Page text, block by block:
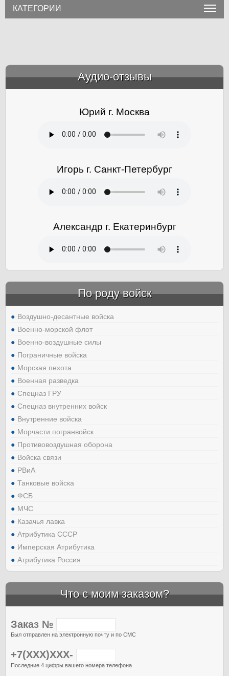
КАТЕГОРИИ
Аудио-отзывы
Юрий г. Москва
Игорь г. Санкт-Петербург
Александр г. Екатеринбург
По роду войск
Воздушно-десантные войска
Военно-морской флот
Военно-воздушные силы
Пограничные войска
Морская пехота
Военная разведка
Спецназ ГРУ
Спецназ внутренних войск
Внутренние войска
Морчасти погранвойск
Противовоздушная оборона
Войска связи
РВиА
Танковые войска
ФСБ
МЧС
Казачья лавка
Атрибутика СССР
Имперская Атрибутика
Атрибутика Россия
Что с моим заказом?
Заказ №
Был отправлен на электронную почту и по СМС
+7(XXX)XXX-
Последние 4 цифры вашего номера телефона